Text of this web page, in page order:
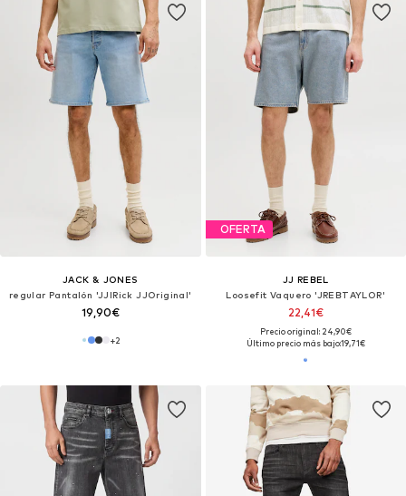
JACK & JONES
regular Pantalón 'JJIRick JJOriginal'
19,90€
+2
OFERTA
JJ REBEL
Loosefit Vaquero 'JREBTAYLOR'
22,41€
Precio original: 24,90€
Último precio más bajo:19,71€